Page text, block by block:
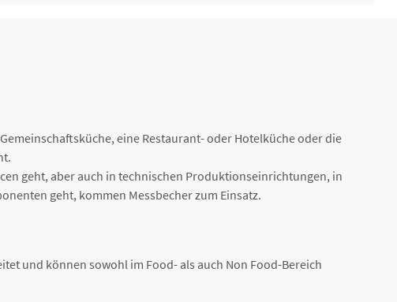
eine Restaurant- oder Hotelküche oder die
geht, aber auch in technischen Produktionseinrichtungen, in
geht, kommen Messbecher zum Einsatz.
und können sowohl im Food- als auch Non Food-Bereich